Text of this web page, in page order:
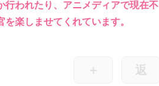
行われたり、アニメディアで現在不
楽しませてくれています。
＋ 返